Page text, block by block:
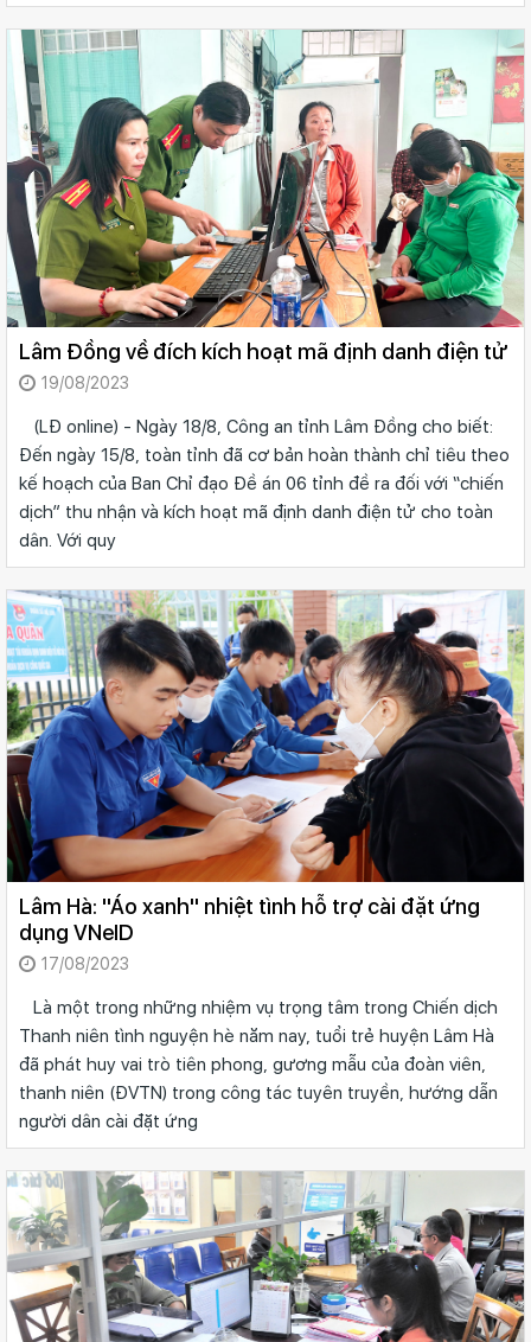
Lâm Đồng về đích kích hoạt mã định danh điện tử
19/08/2023
(LĐ online) - Ngày 18/8, Công an tỉnh Lâm Đồng cho biết:
Đến ngày 15/8, toàn tỉnh đã cơ bản hoàn thành chỉ tiêu theo
kế hoạch của Ban Chỉ đạo Đề án 06 tỉnh đề ra đối với “chiến
dịch” thu nhận và kích hoạt mã định danh điện tử cho toàn
dân. Với quy
Lâm Hà: ''Áo xanh'' nhiệt tình hỗ trợ cài đặt ứng
dụng VNeID
17/08/2023
Là một trong những nhiệm vụ trọng tâm trong Chiến dịch
Thanh niên tình nguyện hè năm nay, tuổi trẻ huyện Lâm Hà
đã phát huy vai trò tiên phong, gương mẫu của đoàn viên,
thanh niên (ĐVTN) trong công tác tuyên truyền, hướng dẫn
người dân cài đặt ứng